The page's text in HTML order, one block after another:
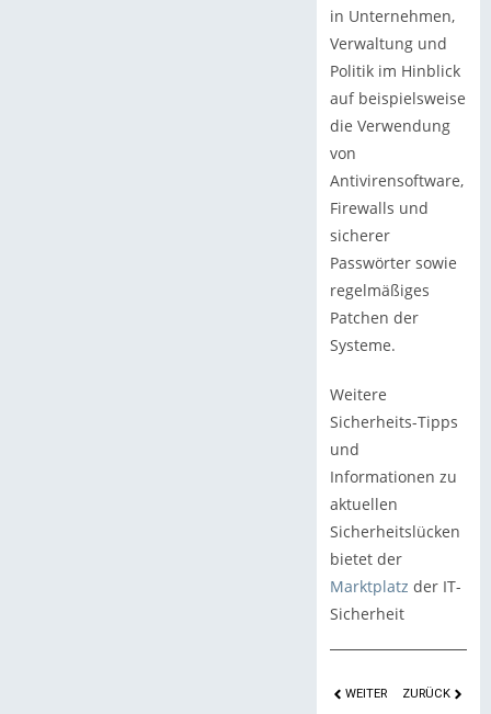
in Unternehmen,
Verwaltung und
Politik im Hinblick
auf beispielsweise
die Verwendung
von
Antivirensoftware,
Firewalls und
sicherer
Passwörter sowie
regelmäßiges
Patchen der
Systeme.
Weitere
Sicherheits-Tipps
und
Informationen zu
aktuellen
Sicherheitslücken
bietet der
Marktplatz der IT-
Sicherheit
WEITER ZURÜCK